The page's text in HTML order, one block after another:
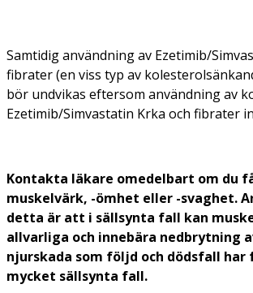
Samtidig användning av Ezetimib/
fibrater (en viss typ av
bör undvikas eftersom användning av
Ezetimib/Simvastatin Krka och fibrater
Kontakta läkare omedelbart om du
muskelvärk, -ömhet eller -svaghet.
detta är att i sällsynta fall kan
allvarliga och innebära nedbrytning
njurskada som följd och dödsfall
mycket sällsynta fall.